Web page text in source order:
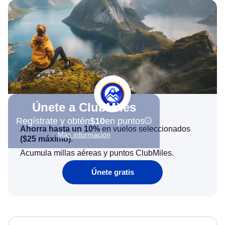
Únete a ClubMiles
Regístrate y obtén$10en puntos
Más información
Ahorra hasta un 10% en vuelos seleccionados
($25 máximo).
Acumula millas aéreas y puntos ClubMiles.
Únete gratis